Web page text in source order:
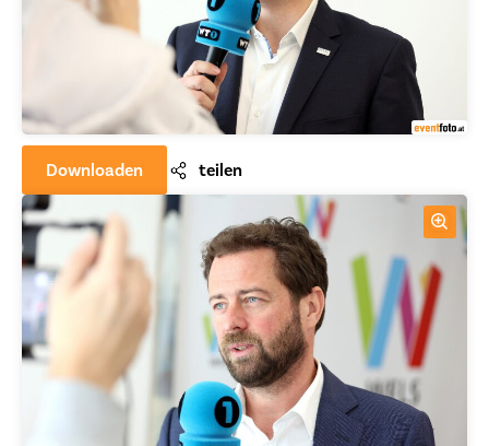
Downloaden teilen